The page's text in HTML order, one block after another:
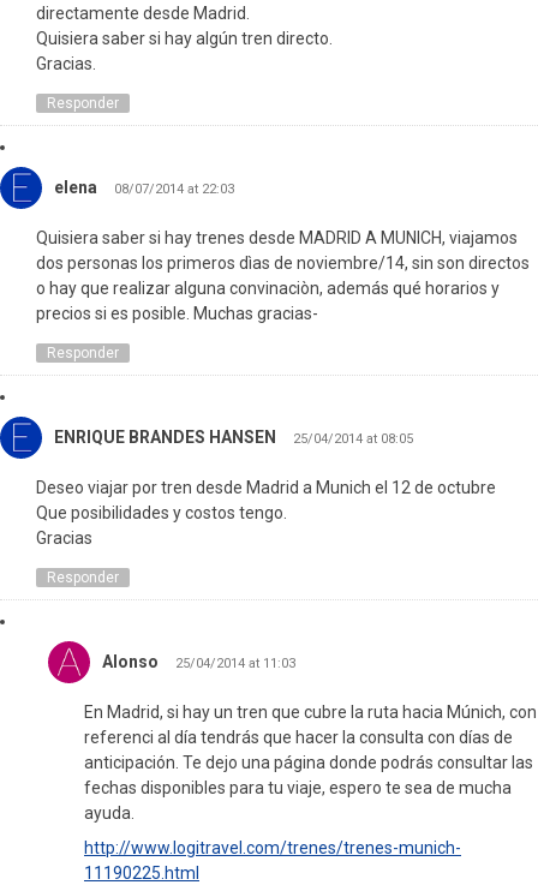
directamente desde Madrid.
Quisiera saber si hay algún tren directo.
Gracias.
Responder
elena 08/07/2014 at 22:03
Quisiera saber si hay trenes desde MADRID A MUNICH, viajamos
dos personas los primeros dìas de noviembre/14, sin son directos
o hay que realizar alguna convinaciòn, además qué horarios y
precios si es posible. Muchas gracias-
Responder
ENRIQUE BRANDES HANSEN 25/04/2014 at 08:05
Deseo viajar por tren desde Madrid a Munich el 12 de octubre
Que posibilidades y costos tengo.
Gracias
Responder
Alonso 25/04/2014 at 11:03
En Madrid, si hay un tren que cubre la ruta hacia Múnich, con
referenci al día tendrás que hacer la consulta con días de
anticipación. Te dejo una página donde podrás consultar las
fechas disponibles para tu viaje, espero te sea de mucha
ayuda.
http://www.logitravel.com/trenes/trenes-munich-
11190225.html